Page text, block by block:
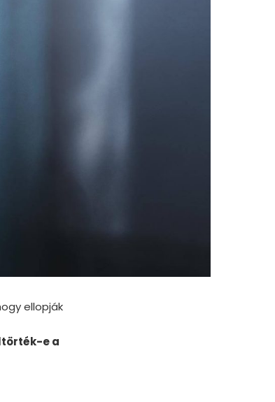
ellopják
e a